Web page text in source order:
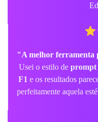
"A melhor ferramenta
Usei o estilo de prompt
F1 e os resultados
perfeitamente aquela